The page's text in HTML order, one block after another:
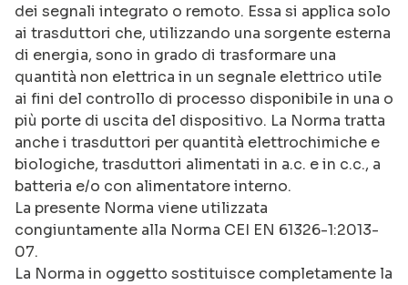
dei segnali integrato o remoto. Essa si applica solo
ai trasduttori che, utilizzando una sorgente esterna
di energia, sono in grado di trasformare una
quantità non elettrica in un segnale elettrico utile
ai fini del controllo di processo disponibile in una o
più porte di uscita del dispositivo. La Norma tratta
anche i trasduttori per quantità elettrochimiche e
biologiche, trasduttori alimentati in a.c. e in c.c., a
batteria e/o con alimentatore interno.
La presente Norma viene utilizzata
congiuntamente alla Norma CEI EN 61326-1:2013-
07.
La Norma in oggetto sostituisce completamente la